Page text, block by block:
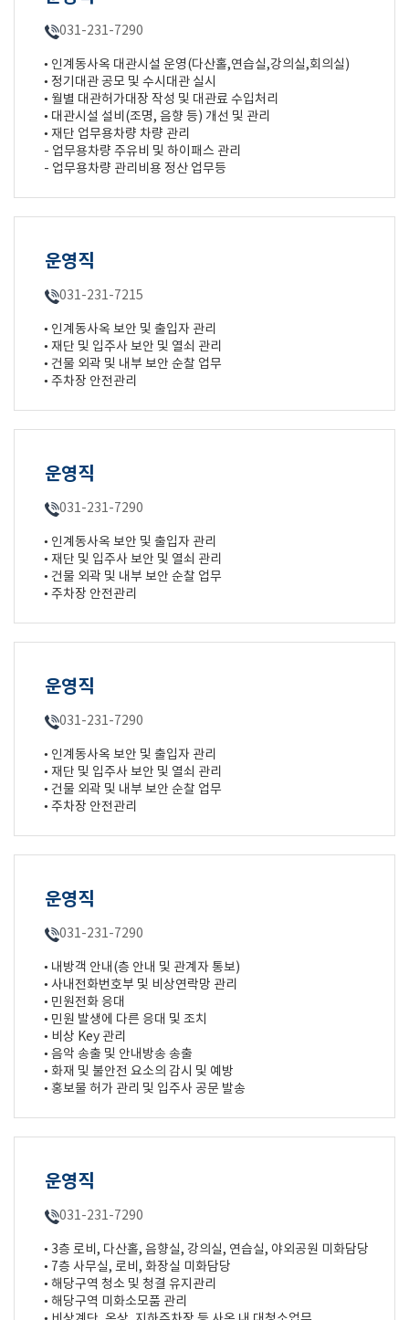
031-231-7290
• 인계동사옥 대관시설 운영(다산홀,연습실,강의실,회의실)
• 정기대관 공모 및 수시대관 실시
• 월별 대관허가대장 작성 및 대관료 수입처리
• 대관시설 설비(조명, 음향 등) 개선 및 관리
• 재단 업무용차량 차량 관리
- 업무용차량 주유비 및 하이패스 관리
- 업무용차량 관리비용 정산 업무등
운영직
031-231-7215
• 인계동사옥 보안 및 출입자 관리
• 재단 및 입주사 보안 및 열쇠 관리
• 건물 외곽 및 내부 보안 순찰 업무
• 주차장 안전관리
운영직
031-231-7290
• 인계동사옥 보안 및 출입자 관리
• 재단 및 입주사 보안 및 열쇠 관리
• 건물 외곽 및 내부 보안 순찰 업무
• 주차장 안전관리
운영직
031-231-7290
• 인계동사옥 보안 및 출입자 관리
• 재단 및 입주사 보안 및 열쇠 관리
• 건물 외곽 및 내부 보안 순찰 업무
• 주차장 안전관리
운영직
031-231-7290
• 내방객 안내(층 안내 및 관계자 통보)
• 사내전화번호부 및 비상연락망 관리
• 민원전화 응대
• 민원 발생에 다른 응대 및 조치
• 비상 Key 관리
• 음악 송출 및 안내방송 송출
• 화재 및 불안전 요소의 감시 및 예방
• 홍보물 허가 관리 및 입주사 공문 발송
운영직
031-231-7290
• 3층 로비, 다산홀, 음향실, 강의실, 연습실, 야외공원 미화담당
• 7층 사무실, 로비, 화장실 미화담당
• 해당구역 청소 및 청결 유지관리
• 해당구역 미화소모품 관리